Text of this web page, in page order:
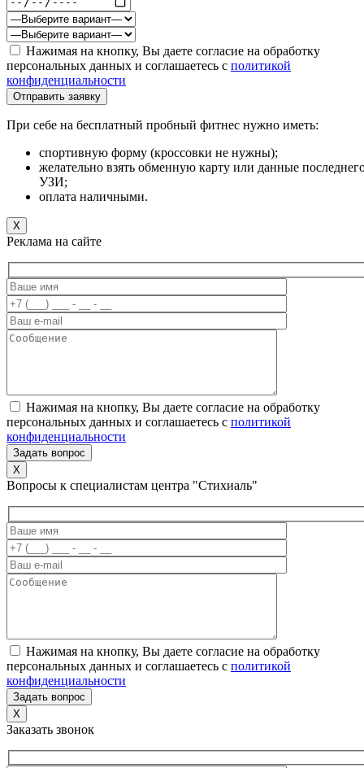
Нажимая на кнопку, Вы даете согласие на обработку
персональных данных и соглашаетесь c политикой
конфиденциальности
При себе на бесплатный пробный фитнес нужно иметь:
спортивную форму (кроссовки не нужны);
желательно взять обменную карту или данные
УЗИ;
оплата наличными.
X
Реклама на сайте
Нажимая на кнопку, Вы даете согласие на обработку
персональных данных и соглашаетесь c политикой
конфиденциальности
X
Вопросы к специалистам центра "Стихиаль"
Нажимая на кнопку, Вы даете согласие на обработку
персональных данных и соглашаетесь c политикой
конфиденциальности
X
Заказать звонок